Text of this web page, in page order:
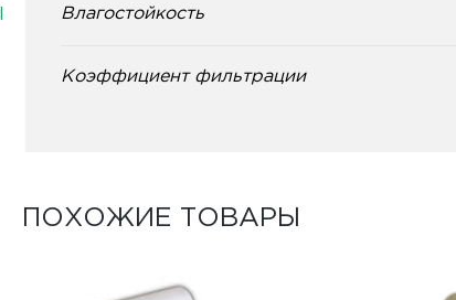
Влагостойкость
Коэффициент фильтрации
ПОХОЖИЕ ТОВАРЫ